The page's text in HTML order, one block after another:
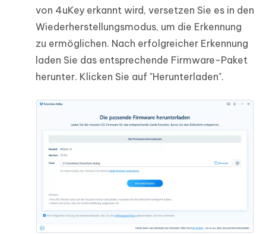
von 4uKey erkannt wird, versetzen Sie es in den
Wiederherstellungsmodus, um die Erkennung
zu ermöglichen. Nach erfolgreicher Erkennung
laden Sie das entsprechende Firmware-Paket
herunter. Klicken Sie auf "Herunterladen".